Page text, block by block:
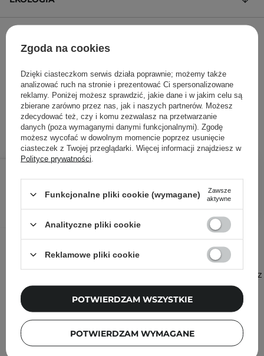
78,30 zł 87,00 zł
DODAJ DO KOSZYKA
Serum z witaminą C i peeling kwasowy w zestawie
261,00 zł/100 ml , w tym VAT
ID towaru: 27250
Zobacz
więcej
Zgoda na cookies
Dzięki ciasteczkom serwis działa poprawnie; możemy także
analizować ruch na stronie i prezentować Ci spersonalizowane
reklamy. Poniżej możesz sprawdzić, jakie dane i w jakim celu są
zbierane zarówno przez nas, jak i naszych partnerów. Możesz
zdecydować też, czy i komu zezwalasz na przetwarzanie
danych (poza wymaganymi danymi funkcjonalnymi). Zgodę
możesz wycofać w dowolnym momencie poprzez usunięcie
ciasteczek z Twojej przeglądarki. Więcej informacji znajdziesz w
Polityce prywatności
Funkcjonalne pliki cookie (wymagane)
Zawsze
aktywne
Analityczne pliki cookie
Reklamowe pliki cookie
POTWIERDZAM WYMAGANE
POTWIERDZAM WSZYSTKIE